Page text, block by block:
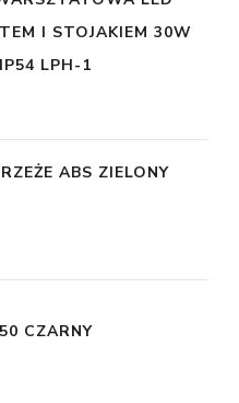
I STOJAKIEM 30W
LPH-1
ABS ZIELONY
CZARNY